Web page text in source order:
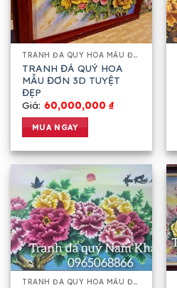
TRANH ĐÁ QUÝ HOA MẪU ĐƠN 3D
TRANH ĐÁ QUÝ HOA
MẪU ĐƠN 3D TUYỆT
ĐẸP
Giá: 60,000,000₫
MUA NGAY
TRANH ĐÁ QUÝ HOA MẪU ĐƠN 3D